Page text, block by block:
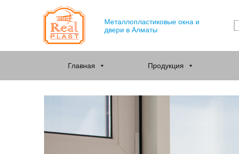
Металлопластиковые окна и
двери в Алматы
Главная Продукция